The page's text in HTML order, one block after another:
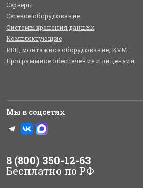
Серверы
Сетевое оборудование
Системы хранения данных
Комплектующие
ИБП, монтажное оборудование, KVM
Программное обеспечение и лицензии
Мы в соцсетях
8 (800) 350-12-63
Бесплатно по РФ